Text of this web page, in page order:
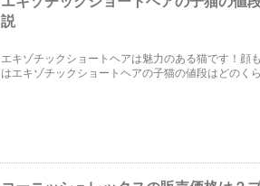
をお薦めします。 猫ちゃんとの暮らしを悲しい思
説
エキゾチックショートヘアは魅力のある猫です！
はエキゾチックショートヘアの子猫の値段はどのく